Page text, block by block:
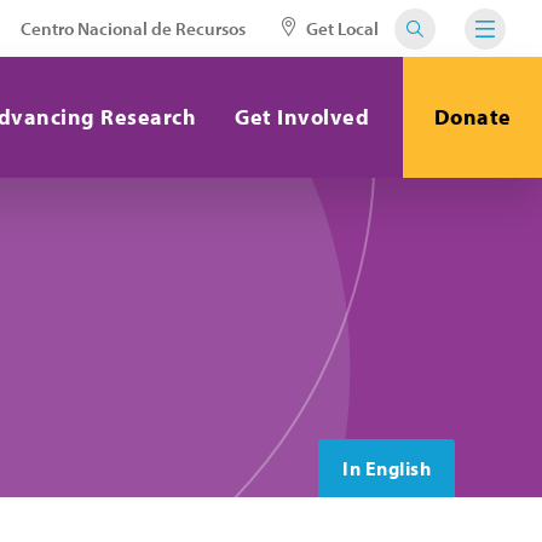
Centro Nacional de Recursos Get Local
Research Get Involved Donate
In English